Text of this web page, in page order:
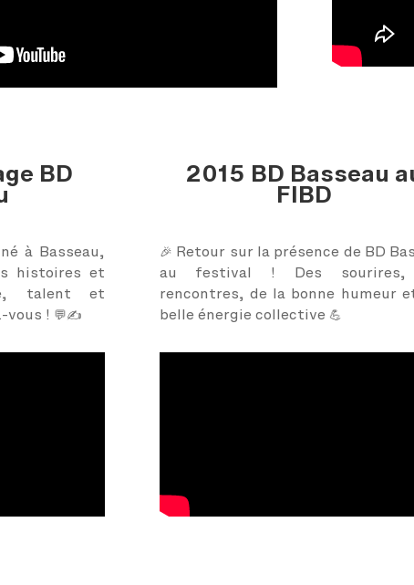
BD
à Basseau,
histoires et
talent et
vous ! 💬✍️
2015 BD Basseau
FIBD
🎉 Retour sur la présence de BD
au festival ! Des sourires,
rencontres, de la bonne humeur
belle énergie collective 💪